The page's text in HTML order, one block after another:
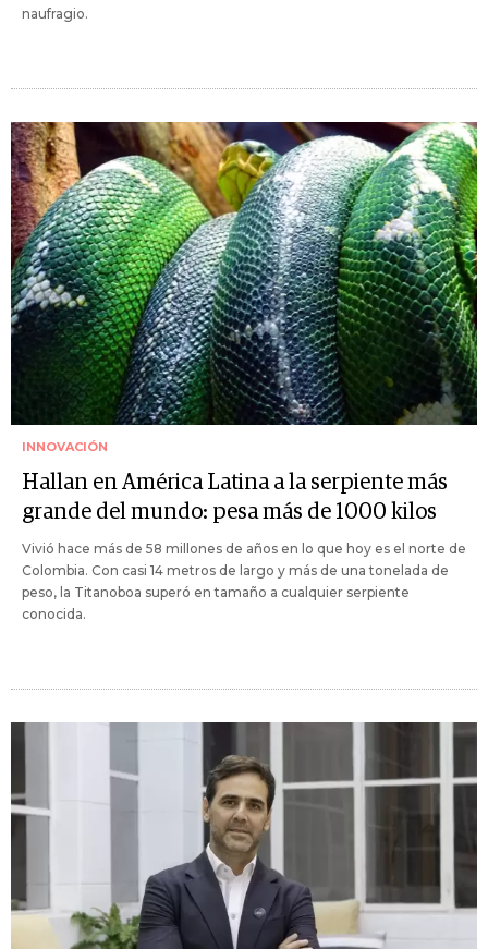
naufragio.
INNOVACIÓN
Hallan en América Latina a la serpiente más
grande del mundo: pesa más de 1000 kilos
Vivió hace más de 58 millones de años en lo que hoy es el norte de
Colombia. Con casi 14 metros de largo y más de una tonelada de
peso, la Titanoboa superó en tamaño a cualquier serpiente
conocida.